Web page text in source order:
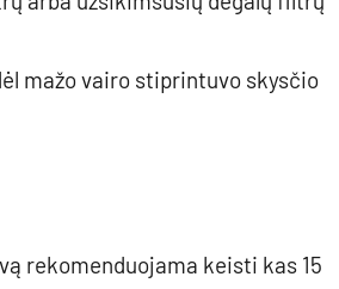
mažo vairo stiprintuvo skysčio
rekomenduojama keisti kas 15